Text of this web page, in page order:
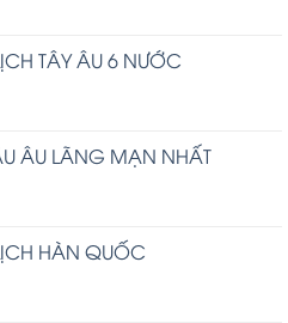
TÂY ÂU 6 NƯỚC
ÂU LÃNG MẠN NHẤT
HÀN QUỐC